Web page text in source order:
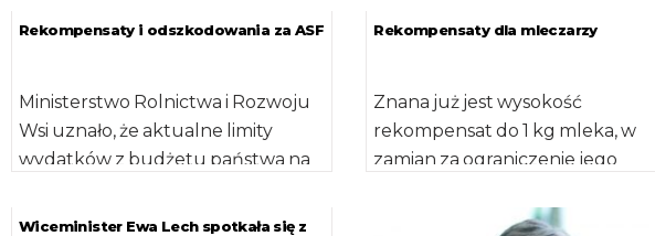
środowiskowych. Planowane w
Rekompensaty i odszkodowania za ASF
Ministerstwo Rolnictwa i Rozwoju
Wsi uznało, że aktualne limity
wydatków z budżetu państwa na
bioasekuracji, czyli […]
Rekompensaty dla mleczarzy
Znana już jest wysokość
rekompensat do 1 kg mleka, w
zamian za ograniczenie jego
skupujących. Unia Europejska […]
Wiceminister Ewa Lech spotkała się z